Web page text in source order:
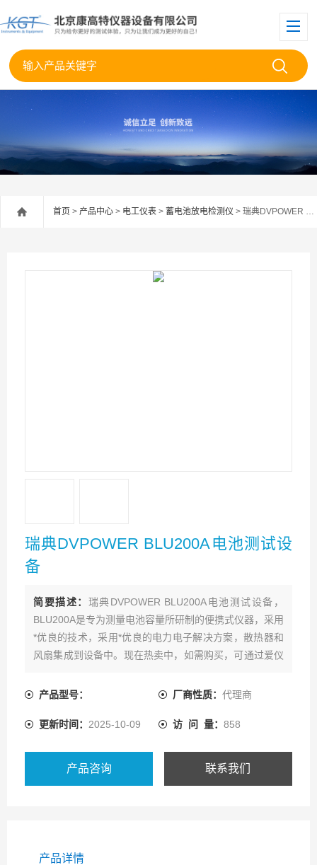
首页 > 产品中心 > 电工仪表 > 蓄电池放电检测仪 > 瑞典DVPOWER BLU200A电池测试设备
瑞典DVPOWER BLU200A电池测试设
备
简要描述： 瑞典DVPOWER BLU200A电池测试设备，
BLU200A是专为测量电池容量所研制的便携式仪器，采用
*优良的技术，采用*优良的电力电子解决方案，散热器和
风扇集成到设备中。现在热卖中，如需购买，可通过爱仪
产品型号：
厂商性质： 代理商
更新时间： 2025-10-09 访 问 量： 858
产品咨询 联系我们
产品详情